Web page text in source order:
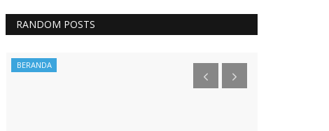
RANDOM POSTS
BERANDA